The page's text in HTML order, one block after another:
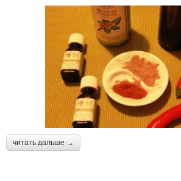
читать дальше →